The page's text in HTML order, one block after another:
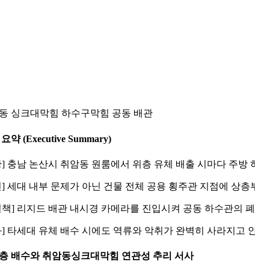
싱크대막힘 하수구막힘 공동 배관
약 (Executive Summary)
충남 논산시 취암동 원룸에서 위층 유체 배출 시마다 주
세대 내부 문제가 아닌 건물 전체 공용 횡주관 지점에 상
] 리지드 배관 내시경 카메라를 진입시켜 공동 하수관의
타세대 유체 배수 시에도 역류와 악취가 완벽히 사라지고
배수와 취암동싱크대막힘 연관성 추리 서사